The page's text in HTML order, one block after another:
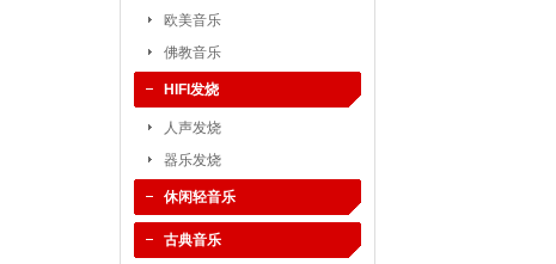
欧美音乐
佛教音乐
HIFI发烧
人声发烧
器乐发烧
休闲轻音乐
古典音乐